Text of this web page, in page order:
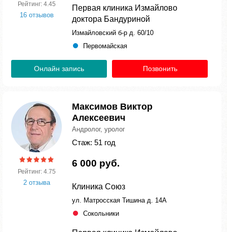
Рейтинг: 4.45
16 отзывов
Первая клиника Измайлово
доктора Бандуриной
Измайловский б-р д. 60/10
Первомайская
Онлайн запись Позвонить
Рейтинг: 4.75
2 отзыва
Максимов Виктор
Алексеевич
Андролог, уролог
Стаж: 51 год
6 000 руб.
Клиника Союз
ул. Матросская Тишина д. 14А
Сокольники